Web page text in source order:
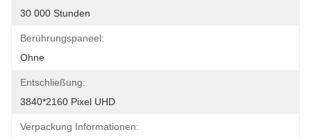
30 000 Stunden
Berührungspaneel:
Ohne
Entschließung:
3840*2160 Pixel UHD
Verpackung Informationen: